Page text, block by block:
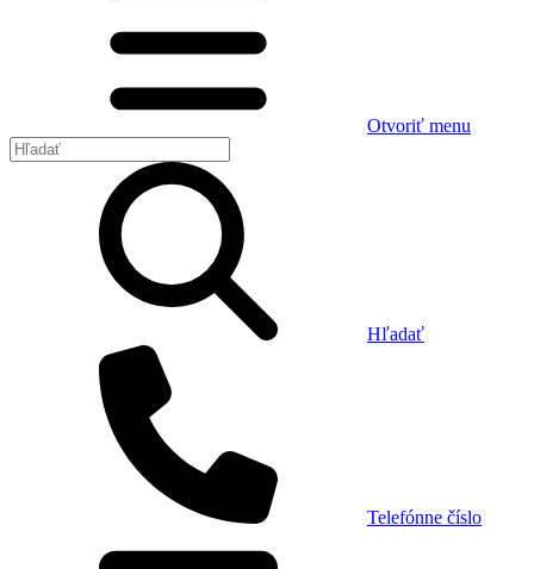
Otvoriť menu
Hľadať
Telefónne číslo